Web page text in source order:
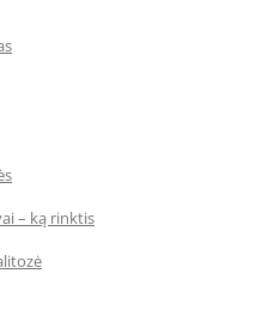
– ką rinktis